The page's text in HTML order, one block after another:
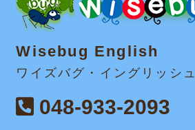
Wisebug English
ワイズバグ・イングリッシュ
048-933-2093